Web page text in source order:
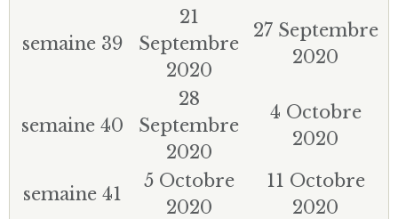
semaine 39
21
Septembre
2020
27 Septembre
2020
semaine 40
28
Septembre
2020
4 Octobre
2020
semaine 41
5 Octobre
2020
11 Octobre
2020